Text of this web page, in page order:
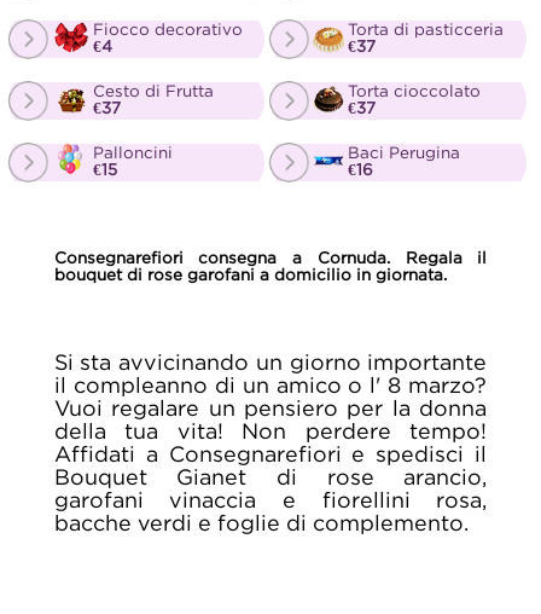
Fiocco decorativo
€4
Cesto di Frutta
€37
Palloncini
€15
Torta di pasticceria
€37
Torta cioccolato
€37
Baci Perugina
€16
Consegnarefiori consegna a Cornuda. Regala il
bouquet di rose garofani a domicilio in giornata.
Si sta avvicinando un giorno importante
il compleanno di un amico o l' 8 marzo?
Vuoi regalare un pensiero per la donna
della tua vita! Non perdere tempo!
Affidati a Consegnarefiori e spedisci il
Bouquet Gianet di rose arancio,
garofani vinaccia e fiorellini rosa,
bacche verdi e foglie di complemento.